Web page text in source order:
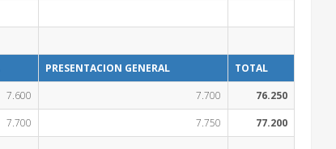
PRESENTACION GENERAL
TOTAL
7.600 7.700
76.250
7.700 7.750 77.200